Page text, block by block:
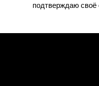
подтверждаю